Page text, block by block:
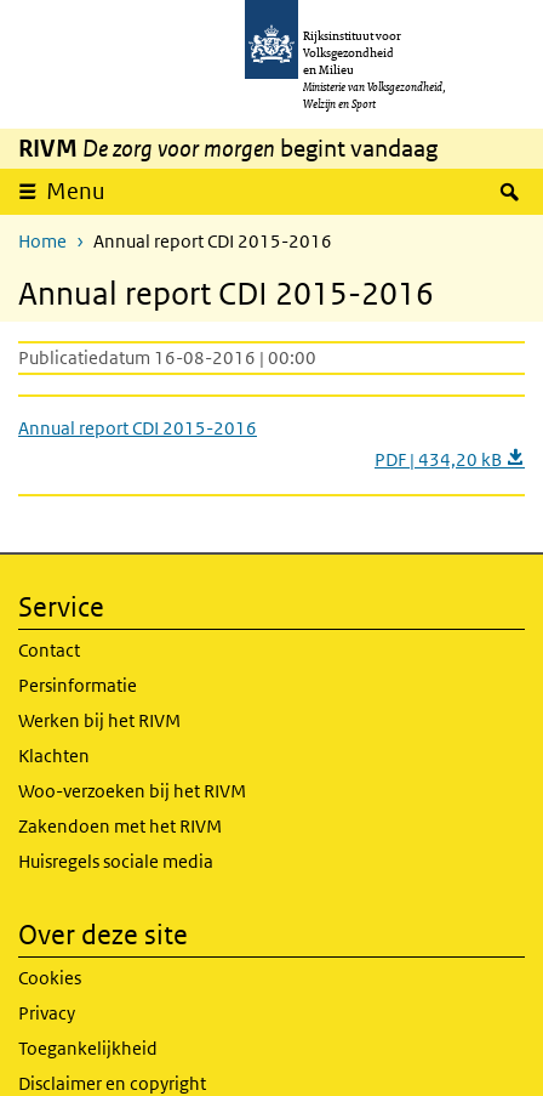
Overslaan en naar de inhoud gaan
Rijksinstituut voor
Volksgezondheid
en Milieu
Ministerie van Volksgezondheid,
Welzijn en Sport
RIVM De zorg voor morgen begint vandaag
Menu
Home Annual report CDI 2015-2016
Annual report CDI 2015-2016
Publicatiedatum 16-08-2016 | 00:00
Annual report CDI 2015-2016
PDF | 434,20 kB
Service
Contact
Persinformatie
Werken bij het RIVM
Klachten
Woo-verzoeken bij het RIVM
Zakendoen met het RIVM
Huisregels sociale media
Over deze site
Cookies
Privacy
Toegankelijkheid
Disclaimer en copyright